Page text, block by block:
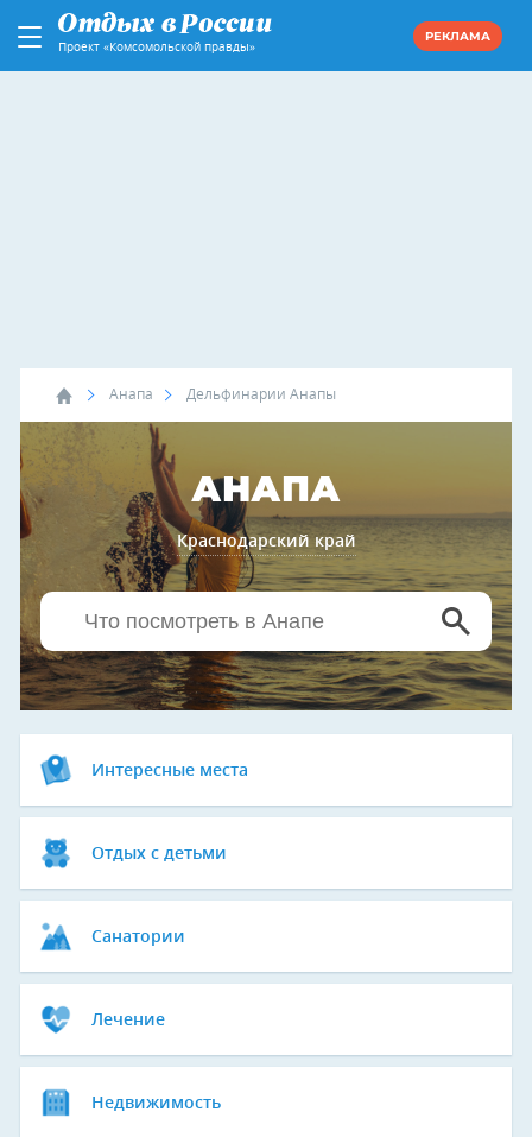
Проект «Комсомольской правды»
РЕКЛАМА
Анапа Дельфинарии Анапы
АНАПА
Краснодарский край
Интересные места
Отдых с детьми
Санатории
Лечение
Недвижимость